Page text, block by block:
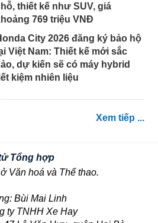
thiết kế như SUV, giá
769 triệu VNĐ
City 2026 đăng ký bảo hộ
Việt Nam: Thiết kế mới sắc
dự kiến sẽ có máy hybrid
kiệm nhiên liệu
Xem tiếp ...
Tổng hợp
Văn hoá và Thể thao.
Bùi Mai Linh
ty TNHH Xe Hay